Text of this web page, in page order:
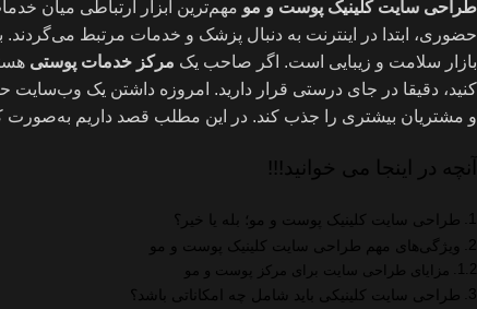
طراحی سایت کلینیک پوست و مو مهم‌ترین ابزار ارتباطی میان
حضوری، ابتدا در اینترنت به دنبال پزشک و خدمات مرتبط
بازار سلامت و زیبایی است. اگر صاحب یک مرکز خدمات پوستی
کنید، دقیقا در جای درستی قرار دارید. امروزه داشتن یک وب‌سایت
و مشتریان بیشتری را جذب کند. در این مطلب قصد داریم به‌صورت
آنچه در اینجا می خوانید!!!
طراحی سایت کلینیک پوست و مو؛ بله یا خیر؟
ویژگی‌های مهم طراحی سایت کلینیک پوست و مو
مزایای طراحی سایت برای مرکز پوست و مو
طراحی سایت کلینیکی باید شامل چه امکاناتی باشد؟